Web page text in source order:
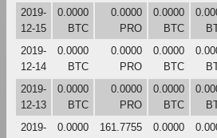
2019-
12-15
0.0000
BTC
0.0000
PRO
0.0000
BTC
2019-
12-14
0.0000
BTC
0.0000
PRO
0.0000
BTC
2019-
12-13
0.0000
BTC
0.0000
PRO
0.0000
BTC
2019-
0.0000
161.7755
0.0000